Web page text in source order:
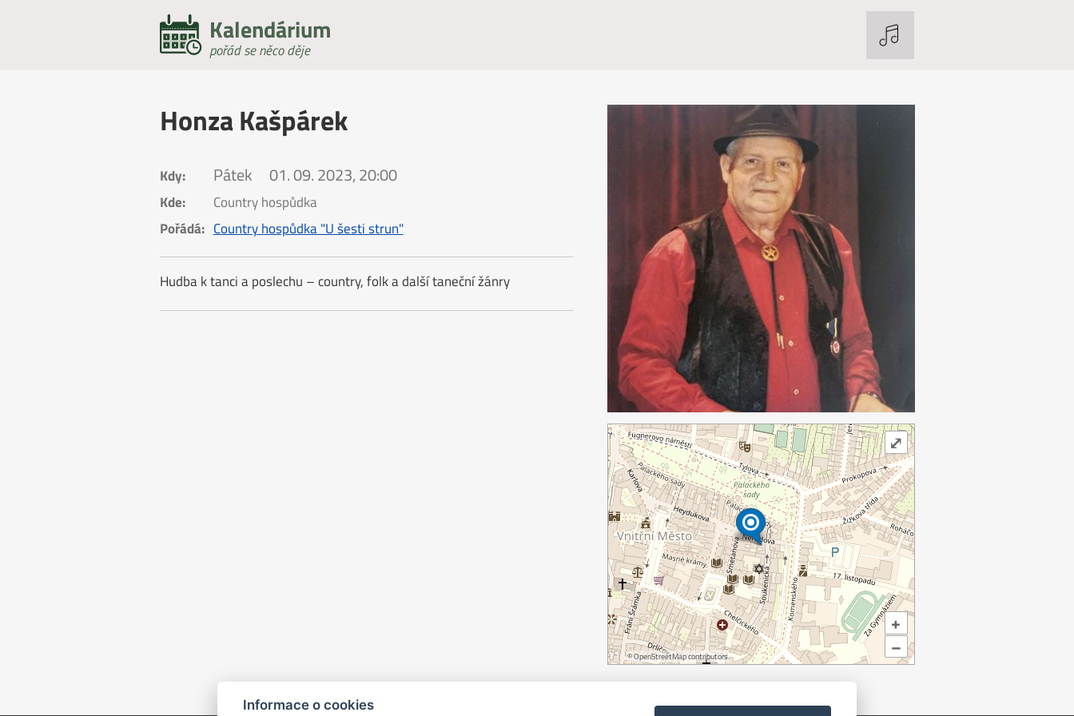
Kalendárium
pořád se něco děje
Honza Kašpárek
Kdy: Pátek 01. 09. 2023, 20:00
Kde:
Country hospůdka
Pořádá: Country hospůdka "U šesti strun"
Hudba k tanci a poslechu – country, folk a další taneční žánry
+
–
©OpenStreetMapcontributors.
⤢
Informace o cookies